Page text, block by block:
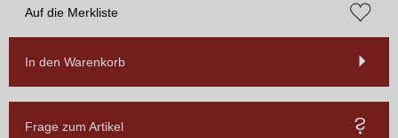
Auf die Merkliste
In den Warenkorb
Frage zum Artikel